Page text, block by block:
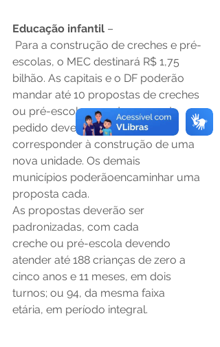
Educação infantil –
Para a construção de creches e pré-
escolas, o MEC destinará R$ 1,75
bilhão. As capitais e o DF poderão
mandar até 10 propostas de creches
ou pré-escolas, sendo que cada
pedido deve obrigatoriamente
corresponder à construção de uma
nova unidade. Os demais
municípios poderãoencaminhar uma
proposta cada.
As propostas deverão ser
padronizadas, com cada
creche ou pré-escola devendo
atender até 188 crianças de zero a
cinco anos e 11 meses, em dois
turnos; ou 94, da mesma faixa
etária, em período integral.